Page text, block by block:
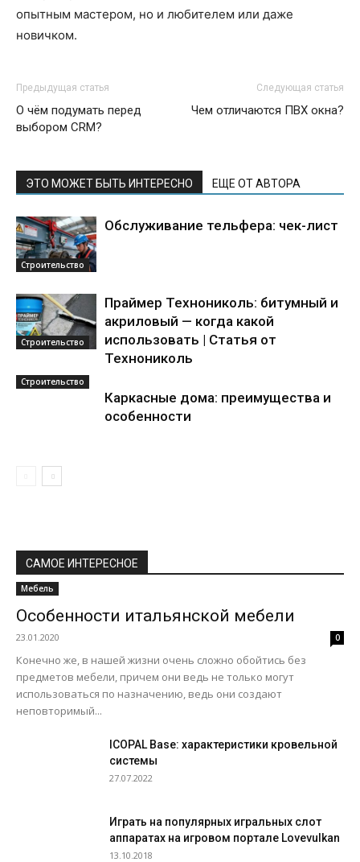
опытным мастером, но и любителем или даже
новичком.
Предыдущая статья
О чём подумать перед
выбором CRM?
Следующая статья
Чем отличаются ПВХ окна?
ЭТО МОЖЕТ БЫТЬ ИНТЕРЕСНО ЕЩЕ ОТ АВТОРА
Строительство
Обслуживание тельфера: чек-лист
Строительство
Праймер Технониколь: битумный и
акриловый — когда какой
использовать | Статья от
Технониколь
Строительство
Каркасные дома: преимущества и
особенности
САМОЕ ИНТЕРЕСНОЕ
Мебель
Особенности итальянской мебели
23.01.2020 0
Конечно же, в нашей жизни очень сложно обойтись без
предметов мебели, причем они ведь не только могут
использоваться по назначению, ведь они создают
неповторимый...
ICOPAL Base: характеристики кровельной
системы
27.07.2022
Играть на популярных игральных слот
аппаратах на игровом портале Lovevulkan
13.10.2018